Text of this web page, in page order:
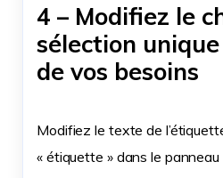
4 – Modifiez le
sélection
de vos besoins
Modifiez le texte de
« étiquette » dans le